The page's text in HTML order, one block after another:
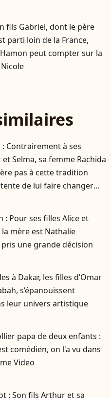
fils Gabriel, dont le père
parti loin de la France,
peut compter sur la
: Contrairement à ses
Selma, sa femme Rachida
pas à cette tradition
de lui faire changer
: Pour ses filles Alice et
la mère est Nathalie
pris une grande décision
à Dakar, les filles d’Omar
s’épanouissent
leur univers artistique
papa de deux enfants :
comédien, on l'a vu dans
Video
: Son fils Arthur et sa